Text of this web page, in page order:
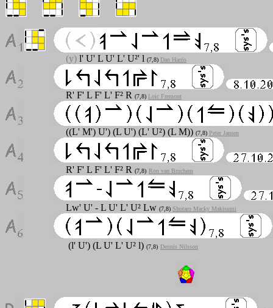
(y) l' U' L U' L' U²' l (7,8) Dan Harris
R' F' L F' L' F² R (7,8) Loic Fremont
((L' M') U') (L U') (L' U²) (L M)) (7,8) Peter Jansen
R' F' L F' L' F² R (7,8) Ron van Bruchem
Lw' U' - L U' L' U² Lw (7,8) Shotaro Macky Makisumi
(l' U') (L U' L' U² l) (7,8) Dennis Nilsson